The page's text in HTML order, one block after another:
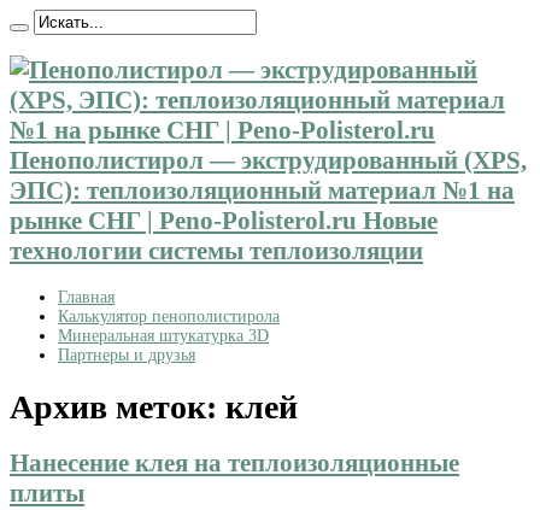
Пенополистирол — экструдированный (XPS,
ЭПС): теплоизоляционный материал №1 на
рынке СНГ | Peno-Polisterol.ru Новые
технологии системы теплоизоляции
Главная
Калькулятор пенополистирола
Минеральная штукатурка 3D
Партнеры и друзья
Архив меток: клей
Нанесение клея на теплоизоляционные
плиты